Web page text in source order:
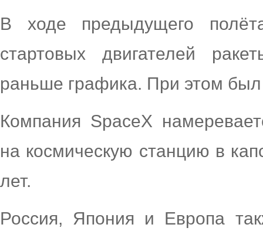
В ходе предыдущего
стартовых двигателей
раньше графика. При этом был
Компания SpaceX
на космическую станцию в
лет.
Россия, Япония и Европа